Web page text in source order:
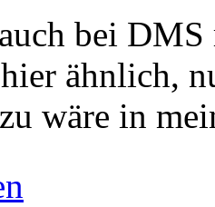
bei
ähnlich,
wäre in